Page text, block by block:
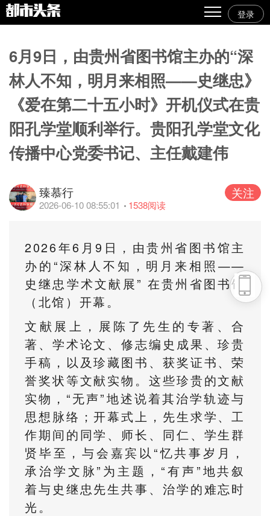
登录
原创
精华
图文
视频
专栏
人气
文集
头条号
6月9日，由贵州省图书馆主办的“深
林人不知，明月来相照——史继忠》
《爱在第二十五小时》开机仪式在贵
阳孔学堂顺利举行。贵阳孔学堂文化
传播中心党委书记、主任戴建伟
臻慕行
2026-06-10 08:55:01 1538阅读
关注
2026年6月9日，由贵州省图书馆主
办的“深林人不知，明月来相照——
史继忠学术文献展” 在贵州省图书馆
（北馆）开幕。
文献展上，展陈了先生的专著、合
著、学术论文、修志编史成果、珍贵
手稿，以及珍藏图书、获奖证书、荣
誉奖状等文献实物。这些珍贵的文献
实物，“无声”地述说着其治学轨迹与
思想脉络；开幕式上，先生求学、工
作期间的同学、师长、同仁、学生群
贤毕至，与会嘉宾以“忆共事岁月，
承治学文脉”为主题，“有声”地共叙
着与史继忠先生共事、治学的难忘时
光。